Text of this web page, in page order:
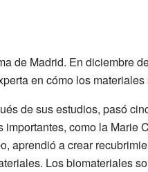
de Madrid. En diciembre
en cómo los
de sus estudios, pasó
importantes, como la Marie
aprendió a crear
Los biomateriales